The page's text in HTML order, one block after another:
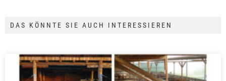
DAS KÖNNTE SIE AUCH INTERESSIEREN